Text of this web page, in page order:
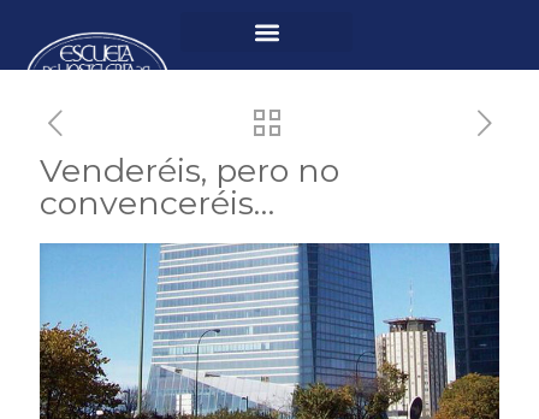
Venderéis, pero no
convenceréis…